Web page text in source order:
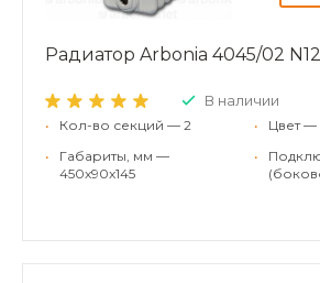
Радиатор Arbonia 4045/02
В наличии
•
Кол-во секций — 2
•
Габариты, мм —
450x90x145
•
Цвет —
•